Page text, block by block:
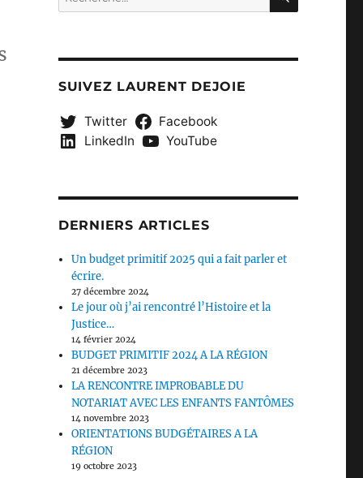
pour :
SUIVEZ LAURENT DEJOIE
Twitter
Facebook
LinkedIn
YouTube
DERNIERS ARTICLES
Un budget primitif 2025 qui a fait parler et
écrire.
27 décembre 2024
Le jour où j’ai rencontré l’Histoire et la
Justice…
14 février 2024
BUDGET PRIMITIF 2024 A LA RÉGION
21 décembre 2023
LA RENCONTRE IMPROBABLE DU
NOTARIAT AVEC LES ENFANTS FANTÔMES
14 novembre 2023
ORIENTATIONS BUDGÉTAIRES A LA
RÉGION
19 octobre 2023